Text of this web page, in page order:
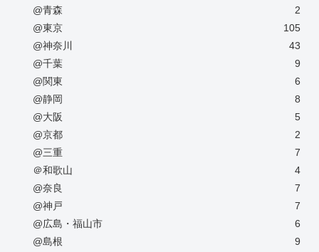
@青森
2
@東京
105
@神奈川
43
@千葉
9
@関東
6
@静岡
8
@大阪
5
@京都
2
@三重
7
＠和歌山
4
@奈良
7
@神戸
7
@広島・福山市
6
@島根
9